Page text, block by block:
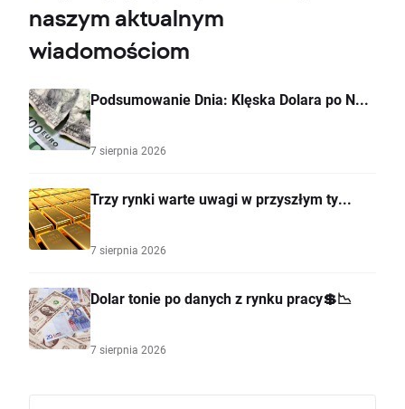
naszym aktualnym
wiadomościom
Podsumowanie Dnia: Klęska Dolara po N...
7 sierpnia 2026
Trzy rynki warte uwagi w przyszłym ty...
7 sierpnia 2026
Dolar tonie po danych z rynku pracy💲📉
7 sierpnia 2026